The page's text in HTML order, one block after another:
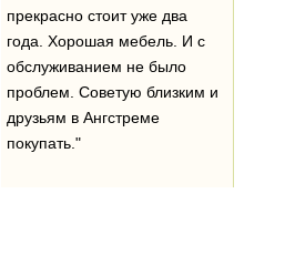
прекрасно стоит уже два
года. Хорошая мебель. И с
обслуживанием не было
проблем. Советую близким и
друзьям в Ангстреме
покупать."